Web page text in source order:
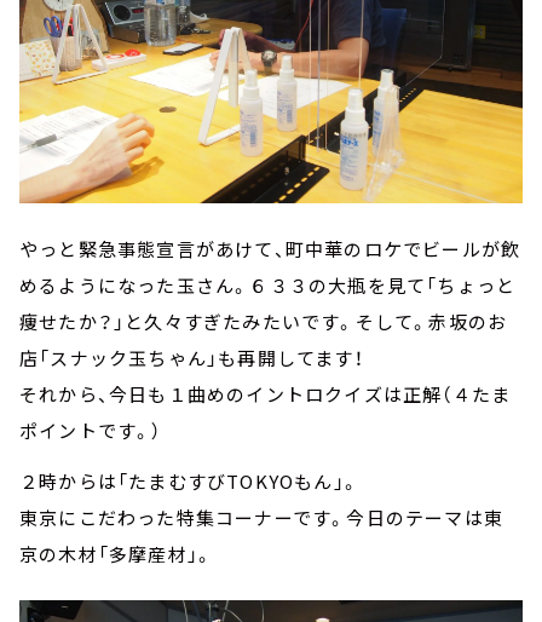
やっと緊急事態宣言があけて、町中華のロケでビールが飲
めるようになった玉さん。６３３の大瓶を見て「ちょっと
痩せたか？」と久々すぎたみたいです。そして。赤坂のお
店「スナック玉ちゃん」も再開してます！
それから、今日も１曲めのイントロクイズは正解（４たま
ポイントです。）
２時からは「たまむすびTOKYOもん」。
東京にこだわった特集コーナーです。今日のテーマは東
京の木材「多摩産材」。